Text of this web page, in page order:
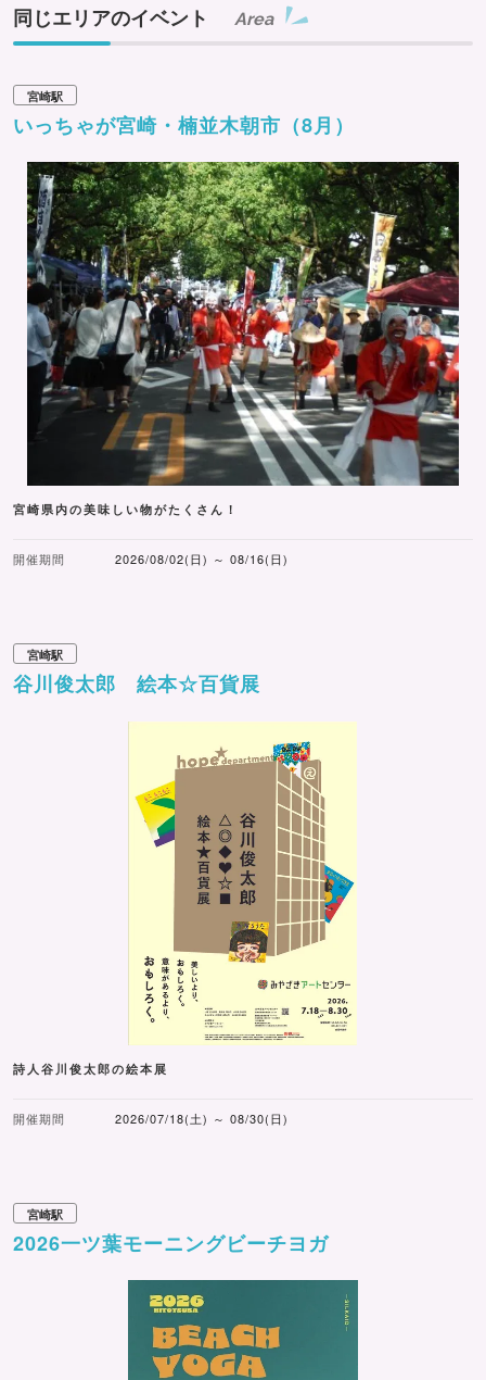
同じエリアのイベント Area
宮崎駅
いっちゃが宮崎・楠並木朝市（8月）
宮崎県内の美味しい物がたくさん！
開催期間 2026/08/02(日) ～ 08/16(日)
宮崎駅
谷川俊太郎 絵本☆百貨展
詩人谷川俊太郎の絵本展
開催期間 2026/07/18(土) ～ 08/30(日)
宮崎駅
2026一ツ葉モーニングビーチヨガ